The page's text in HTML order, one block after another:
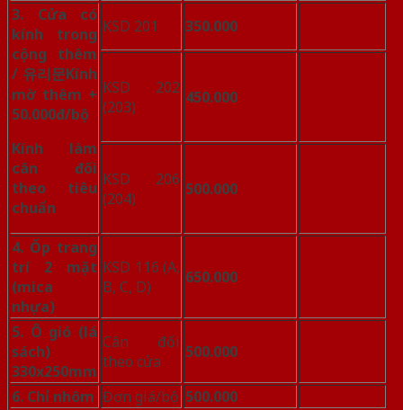
3. Cửa có
kính trong
cộng thêm
/ 유리문Kính
mờ thêm +
50.000đ/bộ
Kính làm
cân đối
theo tiêu
chuẩn
KSD 201 350.000
KSD 202
(203)
450.000
KSD 206
(204)
500.000
4. Ốp trang
trí 2 mặt
(mica
nhựa)
KSD 116 (A,
B, C, D)
650.000
5. Ô gió (lá
sách)
330x250mm
Cân đối
theo cửa
500.000
6. Chỉ nhôm Đơn giá/bộ 500.000